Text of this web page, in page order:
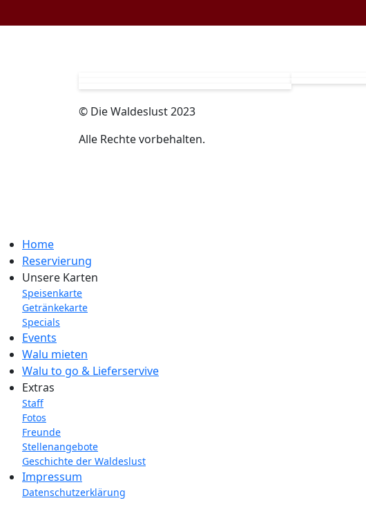
© Die Waldeslust 2023
Alle Rechte vorbehalten.
Home
Reservierung
Unsere Karten
Speisenkarte
Getränkekarte
Specials
Events
Walu mieten
Walu to go & Lieferservive
Extras
Staff
Fotos
Freunde
Stellenangebote
Geschichte der Waldeslust
Impressum
Datenschutzerklärung